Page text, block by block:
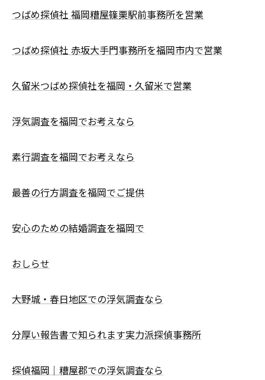
つばめ探偵社 福岡糟屋篠栗駅前事務所を営業
つばめ探偵社 赤坂大手門事務所を福岡市内で営業
久留米つばめ探偵社を福岡・久留米で営業
浮気調査を福岡でお考えなら
素行調査を福岡でお考えなら
最善の行方調査を福岡でご提供
安心のための結婚調査を福岡で
おしらせ
大野城・春日地区での浮気調査なら
分厚い報告書で知られます実力派探偵事務所
探偵福岡｜糟屋郡での浮気調査なら